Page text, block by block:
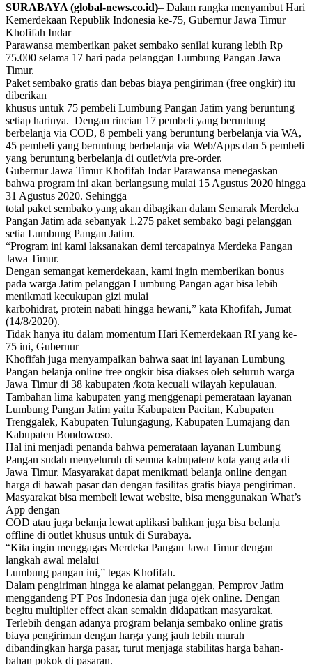
SURABAYA (global-news.co.id)– Dalam rangka menyambut Hari
Kemerdekaan Republik Indonesia ke-75, Gubernur Jawa Timur
Khofifah Indar
Parawansa memberikan paket sembako senilai kurang lebih Rp
75.000 selama 17 hari pada pelanggan Lumbung Pangan Jawa
Timur.
Paket sembako gratis dan bebas biaya pengiriman (free ongkir) itu
diberikan
khusus untuk 75 pembeli Lumbung Pangan Jatim yang beruntung
setiap harinya. Dengan rincian 17 pembeli yang beruntung
berbelanja via COD, 8 pembeli yang beruntung berbelanja via WA,
45 pembeli yang beruntung berbelanja via Web/Apps dan 5 pembeli
yang beruntung berbelanja di outlet/via pre-order.
Gubernur Jawa Timur Khofifah Indar Parawansa menegaskan
bahwa program ini akan berlangsung mulai 15 Agustus 2020 hingga
31 Agustus 2020. Sehingga
total paket sembako yang akan dibagikan dalam Semarak Merdeka
Pangan Jatim ada sebanyak 1.275 paket sembako bagi pelanggan
setia Lumbung Pangan Jatim.
“Program ini kami laksanakan demi tercapainya Merdeka Pangan
Jawa Timur.
Dengan semangat kemerdekaan, kami ingin memberikan bonus
pada warga Jatim pelanggan Lumbung Pangan agar bisa lebih
menikmati kecukupan gizi mulai
karbohidrat, protein nabati hingga hewani,” kata Khofifah, Jumat
(14/8/2020).
Tidak hanya itu dalam momentum Hari Kemerdekaan RI yang ke-
75 ini, Gubernur
Khofifah juga menyampaikan bahwa saat ini layanan Lumbung
Pangan belanja online free ongkir bisa diakses oleh seluruh warga
Jawa Timur di 38 kabupaten /kota kecuali wilayah kepulauan.
Tambahan lima kabupaten yang menggenapi pemerataan layanan
Lumbung Pangan Jatim yaitu Kabupaten Pacitan, Kabupaten
Trenggalek, Kabupaten Tulungagung, Kabupaten Lumajang dan
Kabupaten Bondowoso.
Hal ini menjadi penanda bahwa pemerataan layanan Lumbung
Pangan sudah menyeluruh di semua kabupaten/ kota yang ada di
Jawa Timur. Masyarakat dapat menikmati belanja online dengan
harga di bawah pasar dan dengan fasilitas gratis biaya pengiriman.
Masyarakat bisa membeli lewat website, bisa menggunakan What’s
App dengan
COD atau juga belanja lewat aplikasi bahkan juga bisa belanja
offline di outlet khusus untuk di Surabaya.
“Kita ingin menggagas Merdeka Pangan Jawa Timur dengan
langkah awal melalui
Lumbung pangan ini,” tegas Khofifah.
Dalam pengiriman hingga ke alamat pelanggan, Pemprov Jatim
menggandeng PT Pos Indonesia dan juga ojek online. Dengan
begitu multiplier effect akan semakin didapatkan masyarakat.
Terlebih dengan adanya program belanja sembako online gratis
biaya pengiriman dengan harga yang jauh lebih murah
dibandingkan harga pasar, turut menjaga stabilitas harga bahan-
bahan pokok di pasaran.